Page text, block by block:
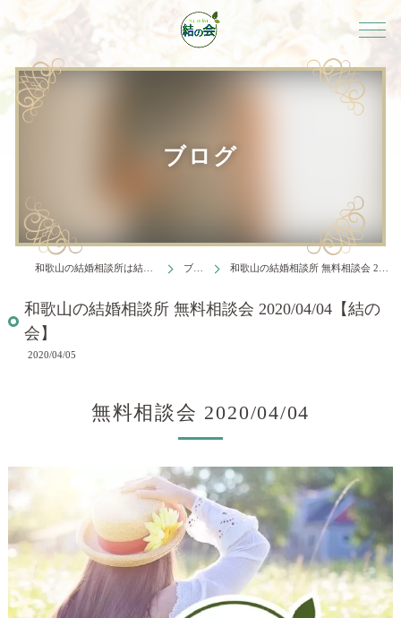
ブログ
和歌山の結婚相談所は結婚相談所 結の会 ブログ 和歌山の結婚相談所 無料相談会 2020/04/04【結の会】
和歌山の結婚相談所 無料相談会 2020/04/04【結の
会】
2020/04/05
無料相談会 2020/04/04